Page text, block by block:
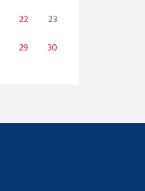
22
23
29 30